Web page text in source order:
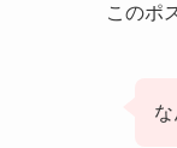
このポ